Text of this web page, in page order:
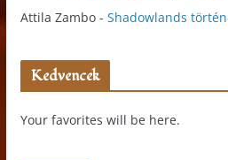
Attila Zambo- Shadowlands
Kedvencek
Your favorites will be here.